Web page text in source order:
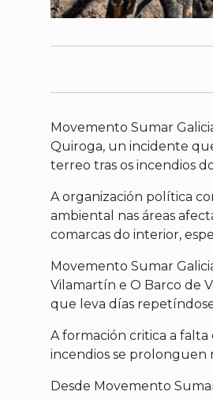
Movemento Sumar
Quiroga, un incidente
terreo tras os incendios
A organización política
ambiental nas áreas
comarcas do interior,
Movemento Sumar
Vilamartín e O Barco de
que leva días
A formación critica a
incendios se prolonguen
Desde Movemento